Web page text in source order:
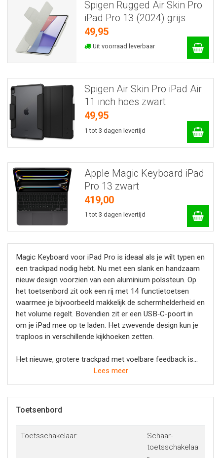
Spigen Rugged Air Skin Pro
iPad Pro 13 (2024) grijs
49,95
Uit voorraad leverbaar
Spigen Air Skin Pro iPad Air
11 inch hoes zwart
49,95
1 tot 3 dagen levertijd
Apple Magic Keyboard iPad
Pro 13 zwart
419,00
1 tot 3 dagen levertijd
Magic Keyboard voor iPad Pro is ideaal als je wilt typen en
een trackpad nodig hebt. Nu met een slank en handzaam
nieuw design voorzien van een aluminium polssteun. Op
het toetsenbord zit ook een rij met 14 functietoetsen
waarmee je bijvoorbeeld makkelijk de schermhelderheid en
het volume regelt. Bovendien zit er een USB‑C-poort in
om je iPad mee op te laden. Het zwevende design kun je
traploos in verschillende kijkhoeken zetten.
Het nieuwe, grotere trackpad met voelbare feedback is
ideaal om preciezer te werken, bijvoorbeeld om een
bewegingen. En de stevige cover beschermt de voor- en
Lees meer
Toetsenbord
Toetsschakelaar:
Schaar-
toetsschakelaa